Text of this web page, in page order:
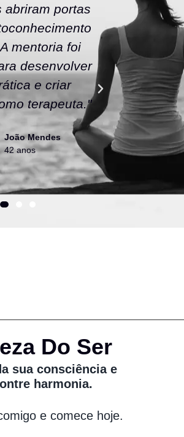
abriram portas
mentoria foi
desenvolver
e criar
terapeuta."
João Mendes
42 anos
"A
escola
As
uma
Do Ser
sua consciência e
harmonia.
e comece hoje.